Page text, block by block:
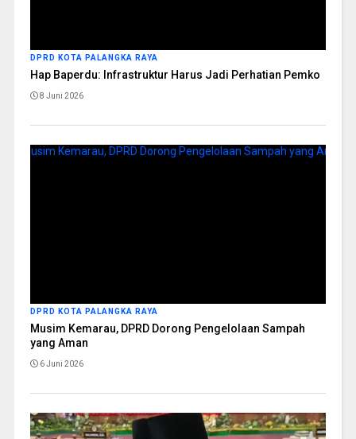
DPRD KOTA PALANGKA RAYA
Hap Baperdu: Infrastruktur Harus Jadi Perhatian Pemko
8 Juni 2026
DPRD KOTA PALANGKA RAYA
Musim Kemarau, DPRD Dorong Pengelolaan Sampah
yang Aman
6 Juni 2026